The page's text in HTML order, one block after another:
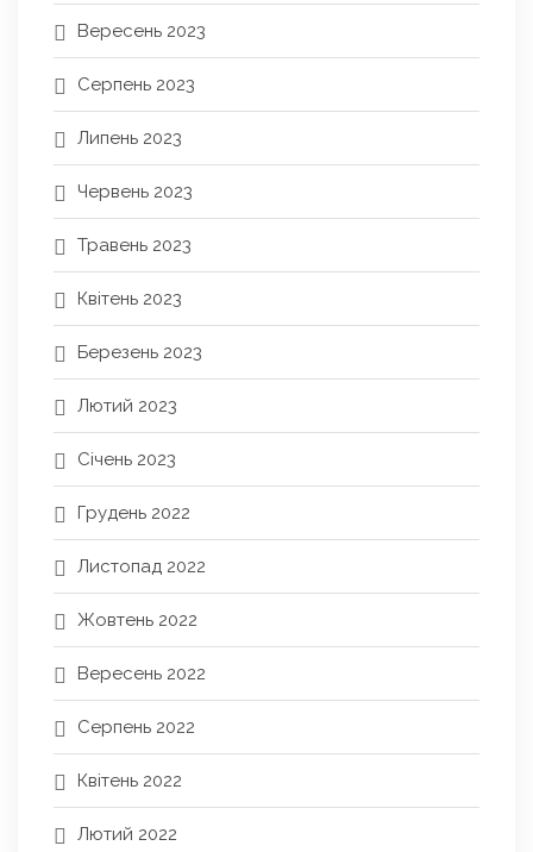
Вересень 2023
Серпень 2023
Липень 2023
Червень 2023
Травень 2023
Квітень 2023
Березень 2023
Лютий 2023
Січень 2023
Грудень 2022
Листопад 2022
Жовтень 2022
Вересень 2022
Серпень 2022
Квітень 2022
Лютий 2022